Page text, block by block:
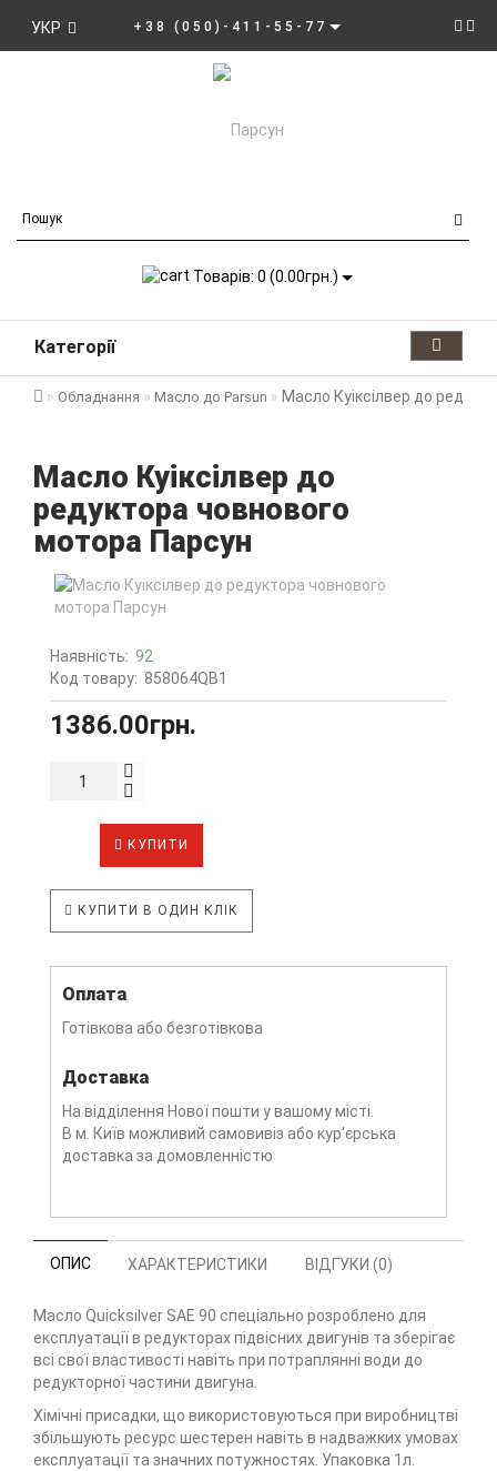
УКР +38 (050)-411-55-77
Товарів: 0 (0.00грн.)
Категорії
Обладнання Масло до Parsun Масло Куіксілвер до
Масло Куіксілвер до
редуктора човнового
мотора Парсун
Наявність: 92
Код товару: 858064QB1
1386.00грн.
КУПИТИ
КУПИТИ В ОДИН КЛІК
Оплата
Готівкова або безготівкова
Доставка
На відділення Нової пошти у вашому місті.
В м. Київ можливий самовивіз або кур'єрська
доставка за домовленністю
ОПИС ХАРАКТЕРИСТИКИ ВІДГУКИ (0)
Масло Quicksilver SAE 90 спеціально розроблено для
експлуатації в редукторах підвісних двигунів та зберігає
всі свої властивості навіть при потраплянні води до
редукторної частини двигуна.
Хімічні присадки, що використовуються при виробництві
збільшують ресурс шестерен навіть в надважких умовах
експлуатації та значних потужностях. Упаковка 1л.